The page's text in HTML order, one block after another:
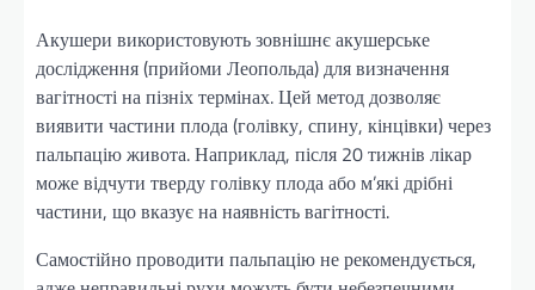
Акушери використовують зовнішнє акушерське
дослідження (прийоми Леопольда) для визначення
вагітності на пізніх термінах. Цей метод дозволяє
виявити частини плода (голівку, спину, кінцівки) через
пальпацію живота. Наприклад, після 20 тижнів лікар
може відчути тверду голівку плода або м’які дрібні
частини, що вказує на наявність вагітності.
Самостійно проводити пальпацію не рекомендується,